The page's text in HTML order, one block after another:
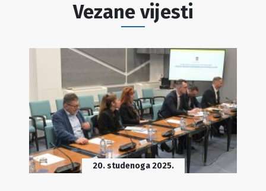
Vezane vijesti
20. studenoga 2025.